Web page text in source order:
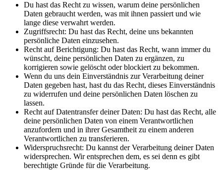
Du hast das Recht zu wissen, warum deine persönlichen
Daten gebraucht werden, was mit ihnen passiert und wie
lange diese verwahrt werden.
Zugriffsrecht: Du hast das Recht, deine uns bekannten
persönliche Daten einzusehen.
Recht auf Berichtigung: Du hast das Recht, wann immer du
wünscht, deine persönlichen Daten zu ergänzen, zu
korrigieren sowie gelöscht oder blockiert zu bekommen.
Wenn du uns dein Einverständnis zur Verarbeitung deiner
Daten gegeben hast, hast du das Recht, dieses Einverständnis
zu widerrufen und deine persönlichen Daten löschen zu
lassen.
Recht auf Datentransfer deiner Daten: Du hast das Recht, alle
deine persönlichen Daten von einem Verantwortlichen
anzufordern und in ihrer Gesamtheit zu einem anderen
Verantwortlichen zu transferieren.
Widerspruchsrecht: Du kannst der Verarbeitung deiner Daten
widersprechen. Wir entsprechen dem, es sei denn es gibt
berechtigte Gründe für die Verarbeitung.